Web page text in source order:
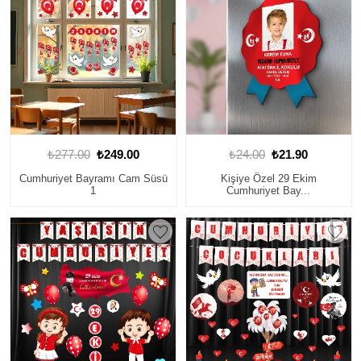
₺277.00 ₺249.00
Cumhuriyet Bayramı Cam Süsü
1
₺24.00 ₺21.90
Kişiye Özel 29 Ekim
Cumhuriyet Bay...